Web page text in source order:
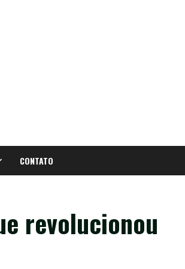
CONTATO
revolucionou